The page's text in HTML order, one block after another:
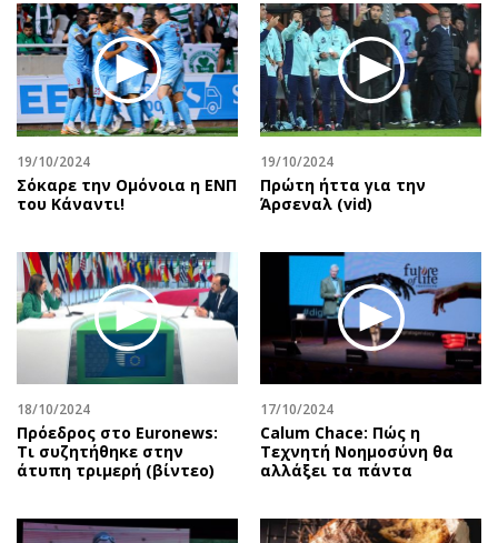
19/10/2024
Σόκαρε την Ομόνοια η ΕΝΠ
του Κάναντι!
19/10/2024
Πρώτη ήττα για την
Άρσεναλ (vid)
18/10/2024
Πρόεδρος στο Euronews:
Τι συζητήθηκε στην
άτυπη τριμερή (βίντεο)
17/10/2024
Calum Chace: Πώς η
Τεχνητή Νοημοσύνη θα
αλλάξει τα πάντα